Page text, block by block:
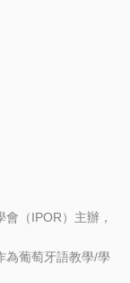
（IPOR）主辦，
為葡萄牙語教學/學